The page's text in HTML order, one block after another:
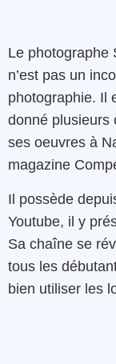
Le photographe
n’est pas un
photographie. Il
donné plusieurs
ses oeuvres à
magazine
Il possède
Youtube, il y
Sa chaîne se
tous les
bien utiliser les